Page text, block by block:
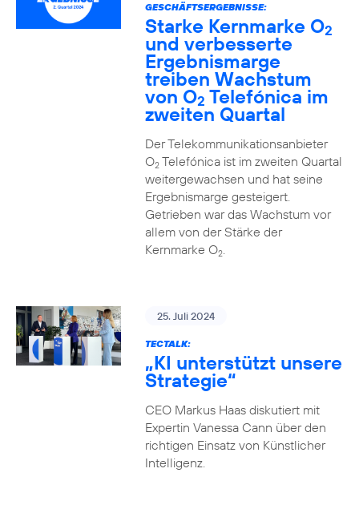
GESCHÄFTSERGEBNISSE:
Starke Kernmarke O2
und verbesserte
Ergebnismarge
treiben Wachstum
von O2 Telefónica im
zweiten Quartal
Der Telekommunikationsanbieter
O2Telefónica ist im zweiten Quartal
weitergewachsen und hat seine
Ergebnismarge gesteigert.
Getrieben war das Wachstum vor
allem von der Stärke der
Kernmarke O2.
25. Juli 2024
TECTALK:
„KI unterstützt unsere
Strategie“
CEO Markus Haas diskutiert mit
Expertin Vanessa Cann über den
richtigen Einsatz von Künstlicher
Intelligenz.